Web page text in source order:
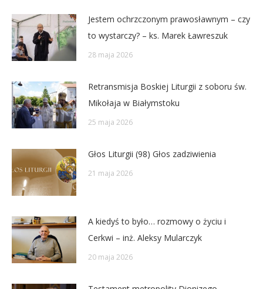
Jestem ochrzczonym prawosławnym – czy
to wystarczy? – ks. Marek Ławreszuk
28 maja 2026
Retransmisja Boskiej Liturgii z soboru św.
Mikołaja w Białymstoku
25 maja 2026
Głos Liturgii (98) Głos zadziwienia
21 maja 2026
A kiedyś to było… rozmowy o życiu i
Cerkwi – inż. Aleksy Mularczyk
20 maja 2026